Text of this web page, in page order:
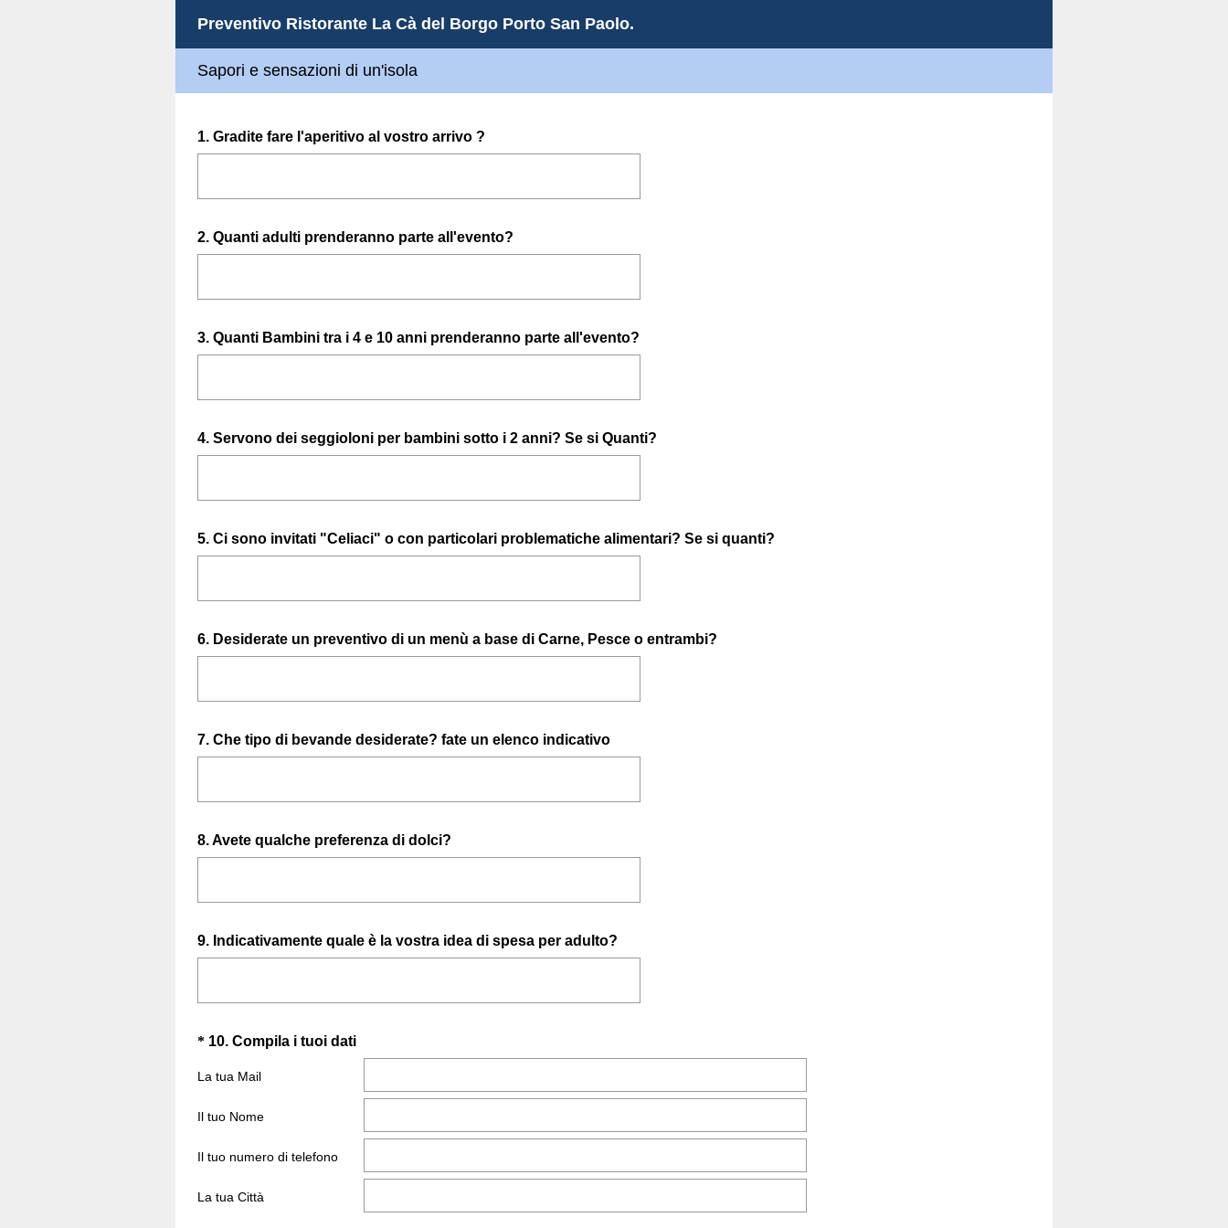
Preventivo Ristorante La Cà del Borgo Porto San Paolo.
Sapori e sensazioni di un'isola
Question
1. Gradite fare l'aperitivo al vostro arrivo ?
Question
2. Quanti adulti prenderanno parte all'evento?
Question
3. Quanti Bambini tra i 4 e 10 anni prenderanno parte all'evento?
Question
4. Servono dei seggioloni per bambini sotto i 2 anni? Se si Quanti?
Question
5. Ci sono invitati "Celiaci" o con particolari problematiche alimentari? Se si quanti?
Question
6. Desiderate un preventivo di un menù a base di Carne, Pesce o entrambi?
Question
7. Che tipo di bevande desiderate? fate un elenco indicativo
Question
8.Avete qualche preferenza di dolci?
Question
9. Indicativamente quale è la vostra idea di spesa per adulto?
Question
Title
* 10. Compila i tuoi dati(
O
g
La tua Mail
Il tuo Nome
Il tuo numero di telefono
La tua Città